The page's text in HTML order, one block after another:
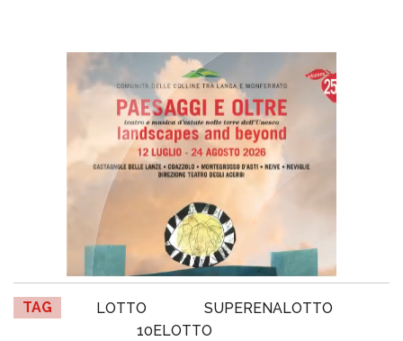
TAG LOTTO
SUPERENALOTTO
10ELOTTO